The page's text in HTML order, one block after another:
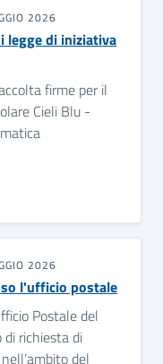
2026
legge di iniziativa
firme per il
Cieli Blu -
2026
l'ufficio postale
Postale del
di richiesta di
del